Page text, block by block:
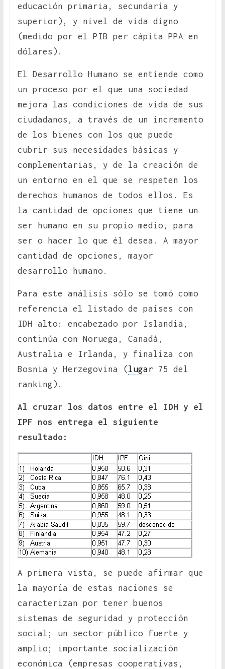
educación primaria, secundaria y
superior), y nivel de vida digno
(medido por el PIB per cápita PPA en
dólares).
El Desarrollo Humano se entiende como
un proceso por el que una sociedad
mejora las condiciones de vida de sus
ciudadanos, a través de un incremento
de los bienes con los que puede
cubrir sus necesidades básicas y
complementarias, y de la creación de
un entorno en el que se respeten los
derechos humanos de todos ellos. Es
la cantidad de opciones que tiene un
ser humano en su propio medio, para
ser o hacer lo que él desea. A mayor
cantidad de opciones, mayor
desarrollo humano.
Para este análisis sólo se tomó como
referencia el listado de países con
IDH alto: encabezado por Islandia,
continúa con Noruega, Canadá,
Australia e Irlanda, y finaliza con
Bosnia y Herzegovina (lugar 75 del
ranking).
Al cruzar los datos entre el IDH y el
IPF nos entrega el siguiente
resultado:
A primera vista, se puede afirmar que
la mayoría de estas naciones se
caracterizan por tener buenos
sistemas de seguridad y protección
social; un sector público fuerte y
amplio; importante socialización
económica (empresas cooperativas,